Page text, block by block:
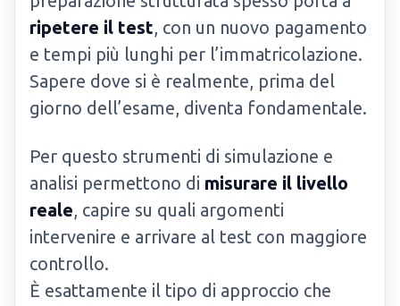
ripetere il test, con un nuovo pagamento
e tempi più lunghi per l’immatricolazione.
Sapere dove si è realmente, prima del
giorno dell’esame, diventa fondamentale.
Per questo strumenti di simulazione e
analisi permettono di misurare il livello
reale, capire su quali argomenti
intervenire e arrivare al test con maggiore
controllo.
È esattamente il tipo di approccio che